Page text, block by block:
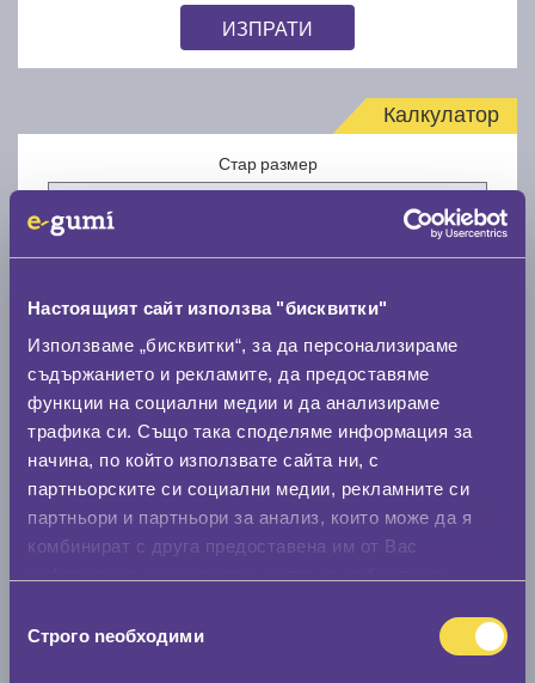
Настоящият сайт използва "бисквитки"
Използваме „бисквитки“, за да персонализираме
съдържанието и рекламите, да предоставяме
функции на социални медии и да анализираме
трафика си. Също така споделяме информация за
начина, по който използвате сайта ни, с
партньорските си социални медии, рекламните си
партньори и партньори за анализ, които може да я
комбинират с друга предоставена им от Вас
наСтрого nеобходими
ИЗПРАТИ
Калкулатор
Стар размер
Нов размер
Стар размер